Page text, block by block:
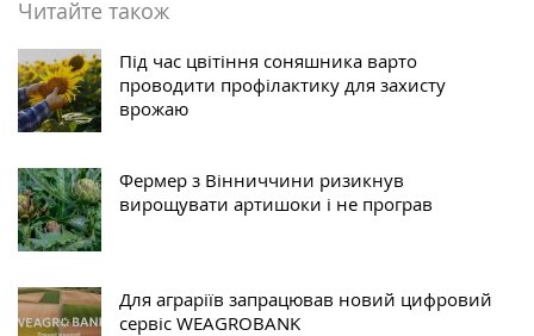
Читайте також
Під час цвітіння соняшника варто
проводити профілактику для захисту
врожаю
Фермер з Вінниччини ризикнув
вирощувати артишоки і не програв
Для аграріїв запрацював новий цифровий
сервіс WEAGROBANK